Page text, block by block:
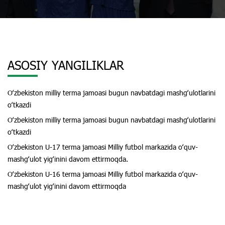
ASOSIY YANGILIKLAR
Oʻzbekiston milliy terma jamoasi bugun navbatdagi mashgʻulotlarini
oʻtkazdi
Oʻzbekiston milliy terma jamoasi bugun navbatdagi mashgʻulotlarini
oʻtkazdi
Oʻzbekiston U-17 terma jamoasi Milliy futbol markazida oʻquv-
mashgʻulot yigʻinini davom ettirmoqda.
Oʻzbekiston U-16 terma jamoasi Milliy futbol markazida oʻquv-
mashgʻulot yigʻinini davom ettirmoqda